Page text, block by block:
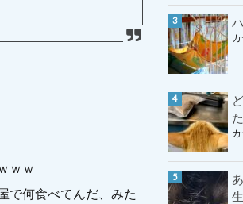
ｗｗ
で何食べてんだ、みた